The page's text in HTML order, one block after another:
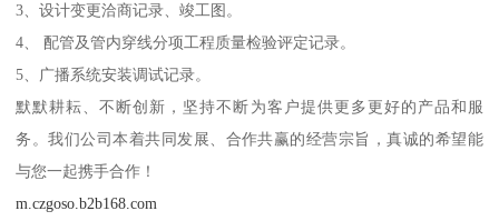
3、设计变更洽商记录、竣工图。
4、 配管及管内穿线分项工程质量检验评定记录。
5、广播系统安装调试记录。
默默耕耘、不断创新，坚持不断为客户提供更多更好的产品和服
务。我们公司本着共同发展、合作共赢的经营宗旨，真诚的希望能
与您一起携手合作！
m.czgoso.b2b168.com